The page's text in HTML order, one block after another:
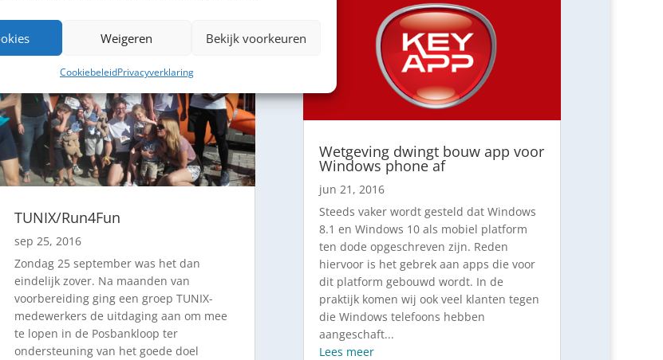
Weigeren Bekijk voorkeuren
CookiebeleidPrivacyverklaring
TUNIX/Run4Fun
sep 25, 2016
Zondag 25 september was het dan
eindelijk zover. Na maanden van
voorbereiding ging een groep TUNIX-
medewerkers de uitdaging aan om mee
te lopen in de Posbankloop ter
ondersteuning van het goede doel
Wetgeving dwingt bouw app voor
Windows phone af
jun 21, 2016
Steeds vaker wordt gesteld dat Windows
8.1 en Windows 10 als mobiel platform
ten dode opgeschreven zijn. Reden
hiervoor is het gebrek aan apps die voor
dit platform gebouwd wordt. In de
praktijk komen wij ook veel klanten tegen
die Windows telefoons hebben
aangeschaft...
Lees meer